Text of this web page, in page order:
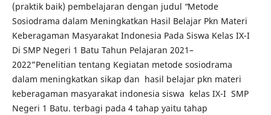
(praktik baik) pembelajaran dengan judul “Metode
Sosiodrama dalam Meningkatkan Hasil Belajar Pkn Materi
Keberagaman Masyarakat Indonesia Pada Siswa Kelas IX-I
Di SMP Negeri 1 Batu Tahun Pelajaran 2021–
2022”Penelitian tentang Kegiatan metode sosiodrama
dalam meningkatkan sikap dan hasil belajar pkn materi
keberagaman masyarakat indonesia siswa kelas IX-I SMP
Negeri 1 Batu. terbagi pada 4 tahap yaitu tahap